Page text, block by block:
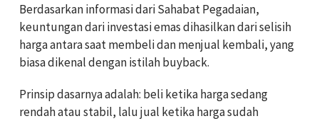
Berdasarkan informasi dari Sahabat Pegadaian,
keuntungan dari investasi emas dihasilkan dari selisih
harga antara saat membeli dan menjual kembali, yang
biasa dikenal dengan istilah buyback.
Prinsip dasarnya adalah: beli ketika harga sedang
rendah atau stabil, lalu jual ketika harga sudah